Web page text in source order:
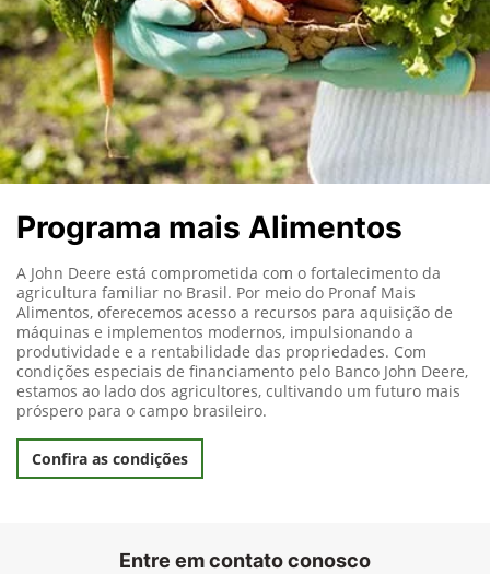
Programa mais Alimentos
A John Deere está comprometida com o fortalecimento da
agricultura familiar no Brasil. Por meio do Pronaf Mais
Alimentos, oferecemos acesso a recursos para aquisição de
máquinas e implementos modernos, impulsionando a
produtividade e a rentabilidade das propriedades. Com
condições especiais de financiamento pelo Banco John Deere,
estamos ao lado dos agricultores, cultivando um futuro mais
próspero para o campo brasileiro.
Confira as condições
Entre em contato conosco